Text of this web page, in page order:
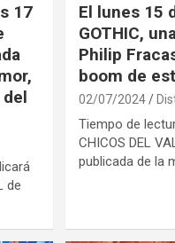
17
de
El lunes 15
GOTHIC,
Philip
boom de
02/07/2024
Tiempo de
CHICOS DEL
publicada de la